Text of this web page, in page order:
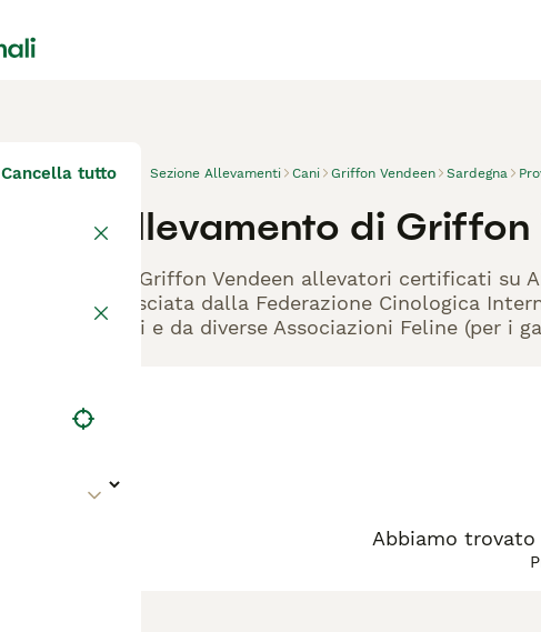
Cancella tutto Sezione Allevamenti Cani Griffon Vendeen Sardegna
Allevamento di Griffon
Gli Griffon Vendeen allevatori certificati su
rilasciata dalla Federazione Cinologica
cani e da diverse Associazioni Feline (per i
Abbiamo trovato